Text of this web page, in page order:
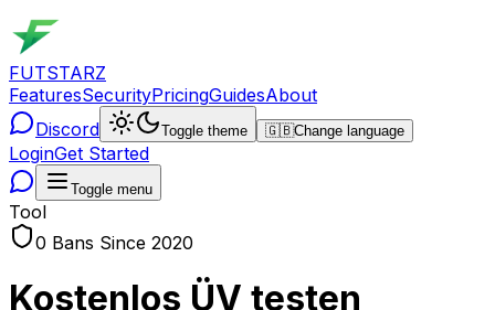
FUTSTARZ
FeaturesSecurityPricingGuidesAbout
Discord
Toggle theme 🇬🇧Change language
LoginGet Started
Toggle menu
Tool
0 Bans Since 2020
Kostenlos ÜV testen